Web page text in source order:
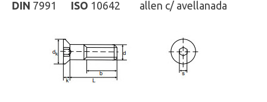
DIN 7991 ISO 10642 allen c/ avellanada